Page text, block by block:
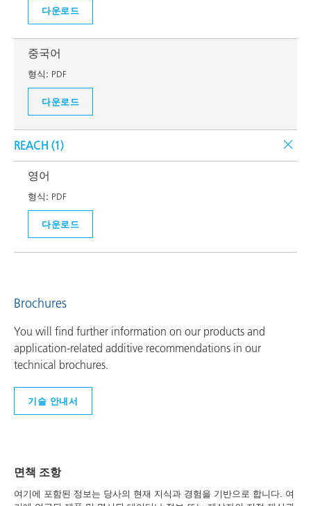
다운로드
중국어
형식: PDF
다운로드
REACH (1)
영어
형식: PDF
다운로드
Brochures
You will find further information on our products and
application-related additive recommendations in our
technical brochures.
기술 안내서
면책 조항
여기에 포함된 정보는 당사의 현재 지식과 경험을 기반으로 합니다. 여